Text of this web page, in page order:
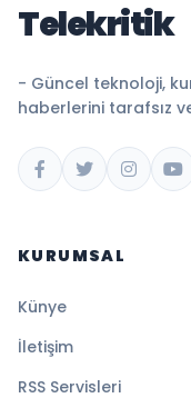
Telekritik
- Güncel teknoloji,
haberlerini tarafsız
KURUMSAL
Künye
İletişim
RSS Servisleri